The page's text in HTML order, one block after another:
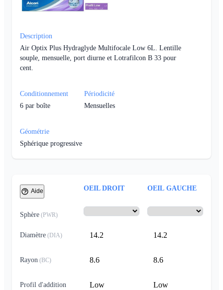
Description
Air Optix Plus Hydraglyde Multifocale Low 6L. Lentille
souple, mensuelle, port diurne et Lotrafilcon B 33 pour
cent.
Conditionnement
6 par boîte
Périodicité
Mensuelles
Géométrie
Sphérique progressive
Aide OEIL DROIT OEIL GAUCHE
Sphère (PWR)
Diamètre (DIA) 14.2 14.2
Rayon (BC) 8.6 8.6
Profil d'addition Low Low